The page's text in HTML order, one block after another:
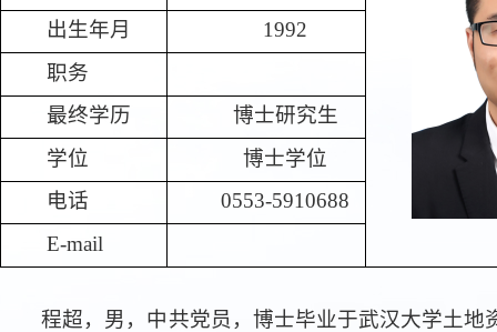
出生年月
1992
职务
最终学历
博士研究生
学位
博士学位
电话
0553-5910688
E-mail
程超，男，中共党员， 博士毕业于武汉大学土地